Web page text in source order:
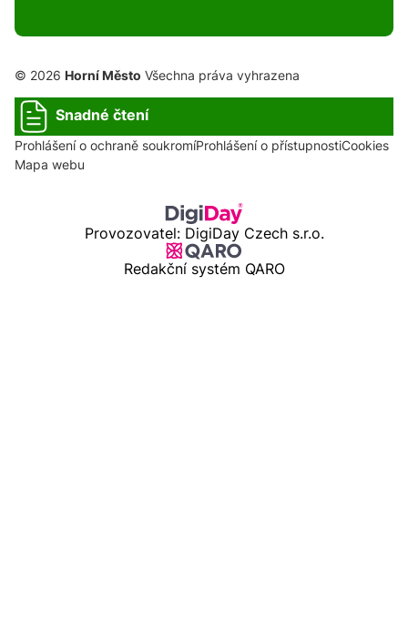
© 2026 Horní Město Všechna práva vyhrazena
Snadné čtení
Prohlášení o ochraně soukromíProhlášení o přístupnostiCookies
Mapa webu
Provozovatel: DigiDay Czech s.r.o.
Redakční systém QARO